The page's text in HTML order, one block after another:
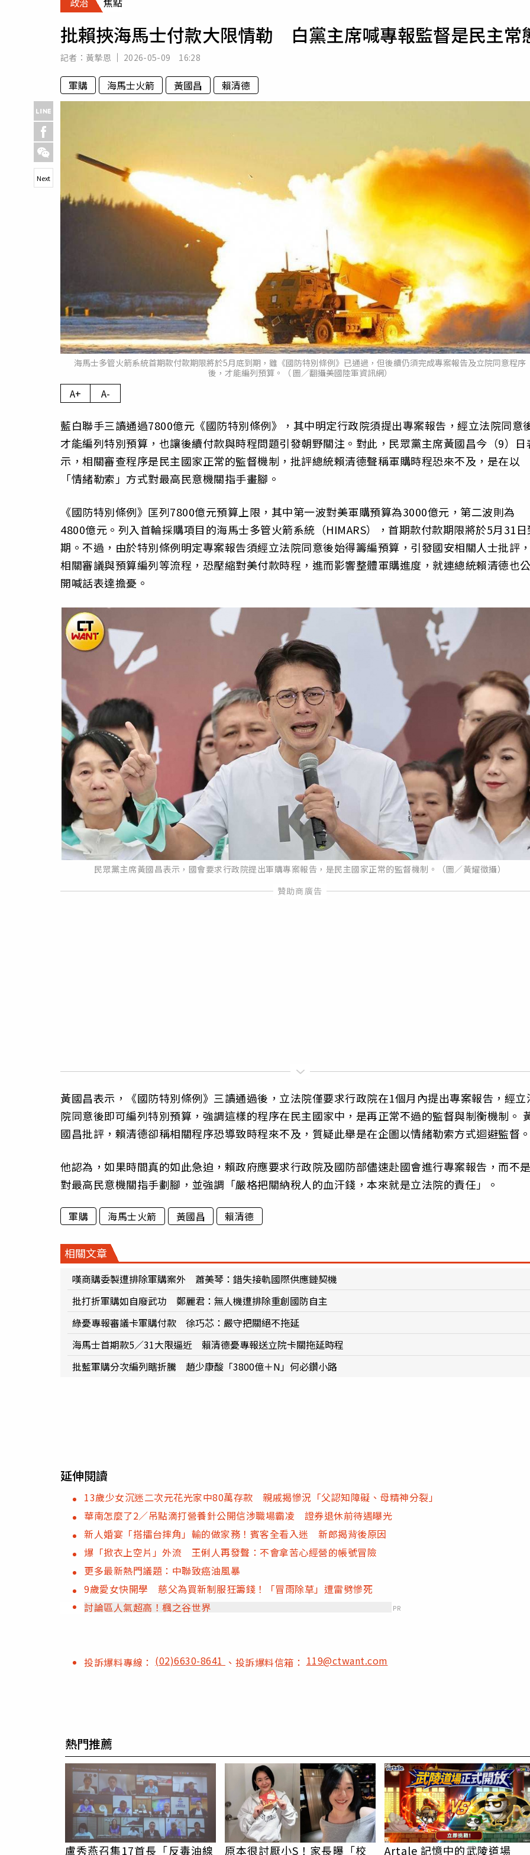
專欄
房產新勢力
運勢
批賴挾海馬士付款大限情勒 白黨主席喊專報監督是民主常
記者： 黃摯恩 2026-05-09 16:28
軍購 海馬士火箭 黃國昌 賴清德
海馬士多管火箭系統首期款付款期限將於5月底到期，雖《國防特別條例》已通過，但後續仍須完成專案報告及立院同意程序
後，才能編列預算。（ 圖／翻攝美國陸軍資訊網）
Next
A+ A-
藍白聯手三讀通過7800億元《國防特別條例》，其中明定行政院須提出專案報告，經立法院同意
才能編列特別預算，也讓後續付款與時程問題引發朝野關注。對此，民眾黨主席黃國昌今（9）日
示，相關審查程序是民主國家正常的監督機制，批評總統賴清德聲稱軍購時程恐來不及，是在以
「情緒勒索」方式對最高民意機關指手畫腳。
《國防特別條例》匡列7800億元預算上限，其中第一波對美軍購預算為3000億元，第二波則為
4800億元。列入首輪採購項目的海馬士多管火箭系統（HIMARS），首期款付款期限將於5月31日
期。不過，由於特別條例明定專案報告須經立法院同意後始得籌編預算，引發國安相關人士批評
相關審議與預算編列等流程，恐壓縮對美付款時程，進而影響整體軍購進度，就連總統賴清德也
開喊話表達擔憂。
民眾黨主席黃國昌表示，國會要求行政院提出軍購專案報告，是民主國家正常的監督機制。（圖／黃耀徵攝）
黃國昌表示，《國防特別條例》三讀通過後，立法院僅要求行政院在1個月內提出專案報告，經立
院同意後即可編列特別預算，強調這樣的程序在民主國家中，是再正常不過的監督與制衡機制。
國昌批評，賴清德卻稱相關程序恐導致時程來不及，質疑此舉是在企圖以情緒勒索方式迴避監督
他認為，如果時間真的如此急迫，賴政府應要求行政院及國防部儘速赴國會進行專案報告，而不
對最高民意機關指手劃腳，並強調「嚴格把關納稅人的血汗錢，本來就是立法院的責任」。
軍購 海馬士火箭 黃國昌 賴清德
相關文章
嘆商購委製遭排除軍購案外 蕭美琴：錯失接軌國際供應鏈契機
批打折軍購如自廢武功 鄭麗君：無人機遭排除重創國防自主
綠憂專報審議卡軍購付款 徐巧芯：嚴守把關絕不拖延
海馬士首期款5／31大限逼近 賴清德憂專報送立院卡關拖延時程
批藍軍購分次編列瞎折騰 趙少康酸「3800億＋N」何必鑽小路
延伸閱讀
13歲少女沉迷二次元花光家中80萬存款 親戚揭慘況「父認知障礙、母精神分裂」
華南怎麼了2／吊點滴打營養針公開信涉職場霸凌 證券退休前待遇曝光
新人婚宴「搭擂台摔角」輸的做家務！賓客全看入迷 新郎揭背後原因
爆「掀衣上空片」外流 王俐人再發聲：不會拿苦心經營的帳號冒險
更多最新熱門議題：中聯致癌油風暴
9歲愛女快開學 慈父為買新制服狂籌錢！「冒雨除草」遭雷劈慘死
討論區人氣超高！楓之谷世界
PR
投訴爆料專線： (02)6630-8641 、投訴爆料信箱：119@ctwant.com
熱門推薦
盧秀燕召集17首長「反毒油線 原本很討厭小S！家長曝「校 Artale 記憶中的武陵道場
PR